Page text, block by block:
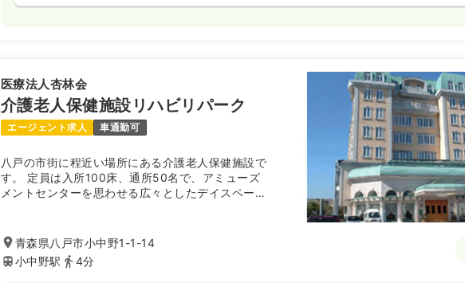
医療法人杏林会
介護老人保健施設リハビリパーク
エージェント求人 車通勤可
八戸の市街に程近い場所にある介護老人保健施設で
す。 定員は入所100床、通所50名で、アミューズ
メントセンターを思わせる広々としたデイスペース
のき風呂つきの天然の温泉など随所に利用者様目線
のこだわりがあります。近くには、同グループのグ
ループホーム、デイサービス、認知症デイケアなど
青森県八戸市小中野1-1-14
小中野駅
4分